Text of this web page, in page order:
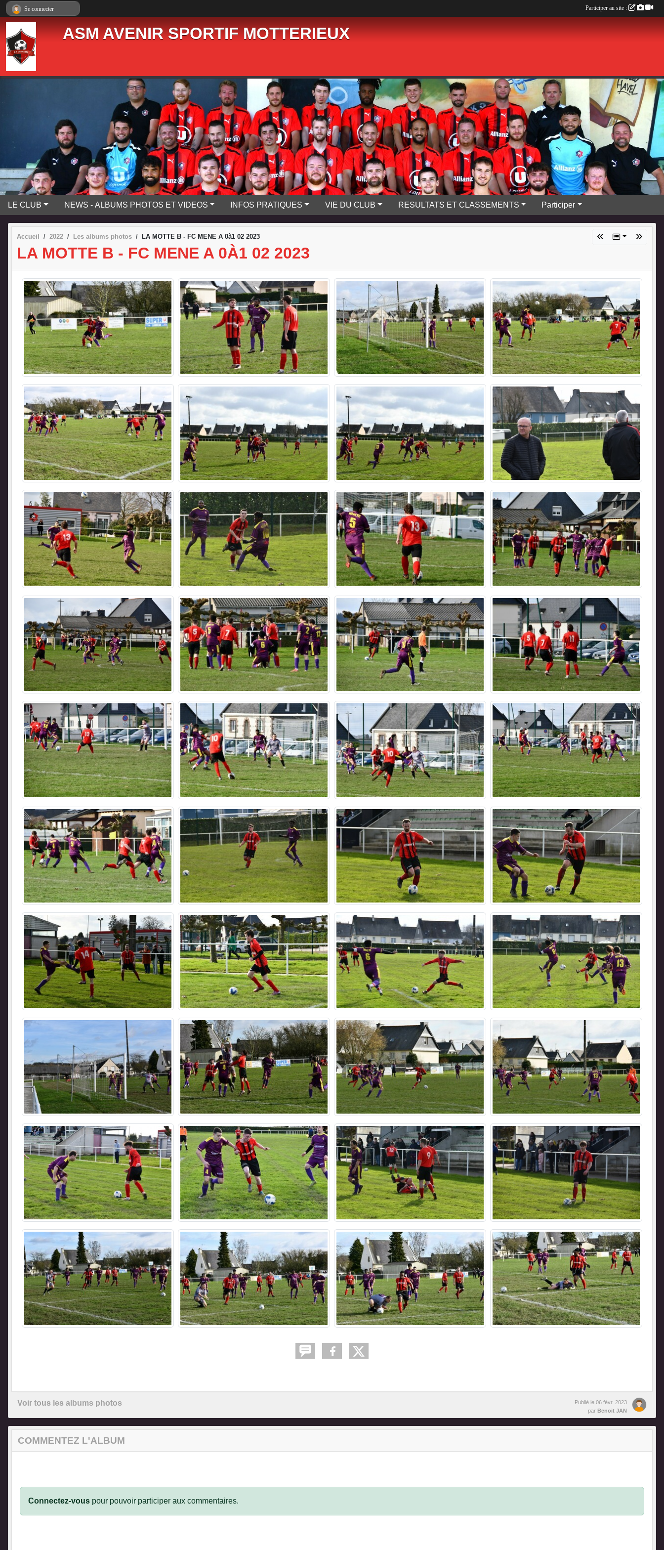
ASM AVENIR SPORTIF MOTTERIEUX
LE CLUB NEWS - ALBUMS PHOTOS ET VIDEOS INFOS PRATIQUES VIE DU CLUB RESULTATS ET CLASSEMENTS Participer
Accueil 2022 Les albums photos LA MOTTE B - FC MENE A 0à1 02 2023
LA MOTTE B - FC MENE A 0À1 02 2023
Voir tous les albums photos Publié le 06 févr. 2023
par Benoit JAN
COMMENTEZ L'ALBUM
Connectez-vous pour pouvoir participer aux commentaires.
Se connecter Participer au site :
Panneau de gestion des cookies